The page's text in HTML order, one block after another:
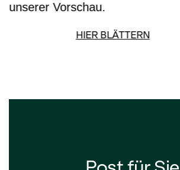
unserer Vorschau.
HIER BLÄTTERN